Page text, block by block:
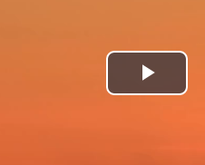
Toista